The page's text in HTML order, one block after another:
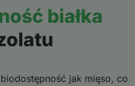
białka
jak mięso, co